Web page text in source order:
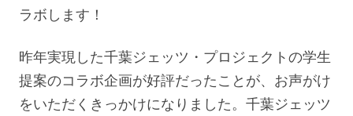
ラボします！
昨年実現した千葉ジェッツ・プロジェクトの学生
提案のコラボ企画が好評だったことが、お声がけ
をいただくきっかけになりました。千葉ジェッツ